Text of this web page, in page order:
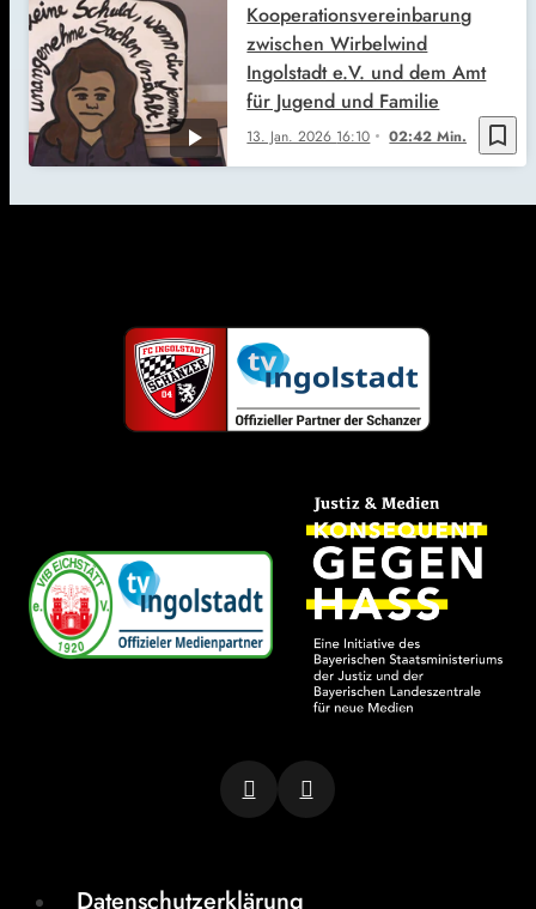
bookmark_border
13. Jan. 2026 16:10 02:42 Min.
Kooperationsvereinbarung
zwischen Wirbelwind
Ingolstadt e.V. und dem Amt
für Jugend und Familie
Datenschutzerklärung